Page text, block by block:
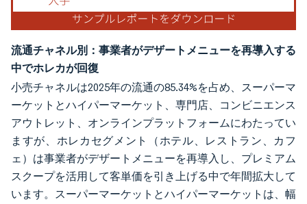
流通チャネル別：事業者がデザートメニューを再導入する
中でホレカが回復
小売チャネルは2025年の流通の85.34%を占め、スーパーマ
ーケットとハイパーマーケット、専門店、コンビニエンス
アウトレット、オンラインプラットフォームにわたってい
ますが、ホレカセグメント（ホテル、レストラン、カフ
ェ）は事業者がデザートメニューを再導入し、プレミアム
スクープを活用して客単価を引き上げる中で年間拡大して
います。スーパーマーケットとハイパーマーケットは、幅